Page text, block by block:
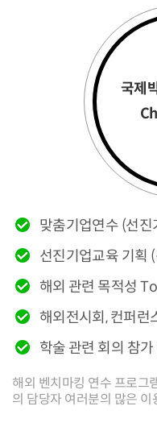
국제
맞춤기업연수 (선
선진기업교육 기획
해외 관련 목적성
해외전시회, 컨퍼런
학술 관련 회의 참
해외 벤치마킹 연수 프로그
의 담당자 여러분의 많은 이